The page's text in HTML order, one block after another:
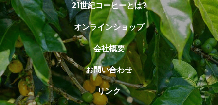
21世紀コーヒーとは?
オンラインショップ
会社概要
お問い合わせ
リンク